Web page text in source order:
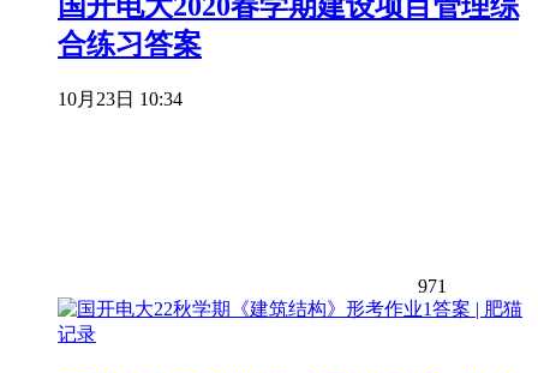
合练习答案
10月23日 10:34
971